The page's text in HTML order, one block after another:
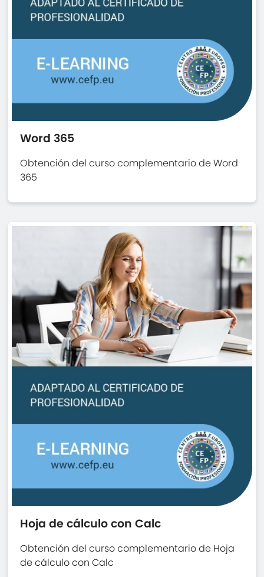
Word 365
Obtención del curso complementario de Word
365
Hoja de cálculo con Calc
Obtención del curso complementario de Hoja
de cálculo con Calc